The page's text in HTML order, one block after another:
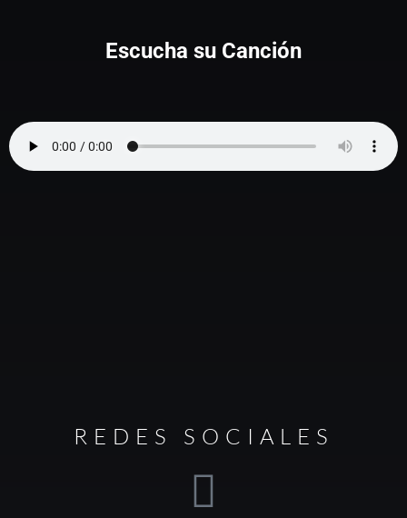
Escucha su Canción
REDES SOCIALES